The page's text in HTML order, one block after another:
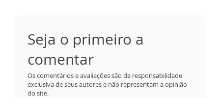
Seja o primeiro a
comentar
Os comentários e avaliações são de responsabilidade
exclusiva de seus autores e não representam a opinião
do site.